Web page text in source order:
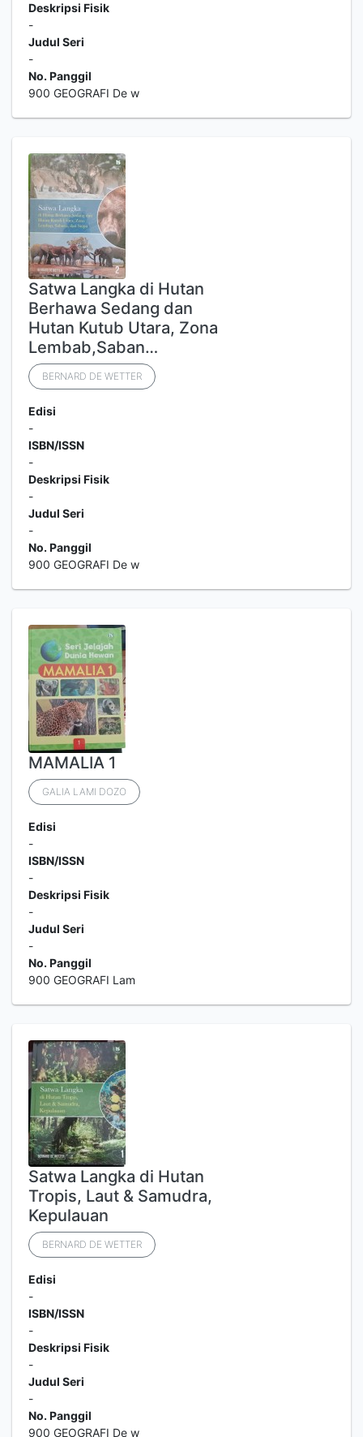
Deskripsi Fisik
-
Judul Seri
-
No. Panggil
900 GEOGRAFI De w
Satwa Langka di Hutan
Berhawa Sedang dan
Hutan Kutub Utara, Zona
Lembab,Saban…
BERNARD DE WETTER
Edisi
-
ISBN/ISSN
-
Deskripsi Fisik
-
Judul Seri
-
No. Panggil
900 GEOGRAFI De w
MAMALIA 1
GALIA LAMI DOZO
Edisi
-
ISBN/ISSN
-
Deskripsi Fisik
-
Judul Seri
-
No. Panggil
900 GEOGRAFI Lam
Satwa Langka di Hutan
Tropis, Laut & Samudra,
Kepulauan
BERNARD DE WETTER
Edisi
-
ISBN/ISSN
-
Deskripsi Fisik
-
Judul Seri
-
No. Panggil
900 GEOGRAFI De w